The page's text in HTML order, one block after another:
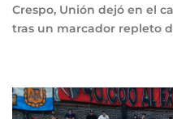
Crespo, Unión dejó en el
tras un marcador repleto